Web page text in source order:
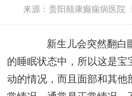
来源：贵阳颠康癫痫病医院
新生儿会突然翻白
的睡眠状态中，所以这是宝
动的情况，而且面部和其他